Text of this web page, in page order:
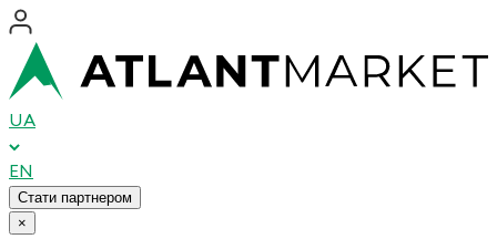
UA
EN
Стати партнером
×